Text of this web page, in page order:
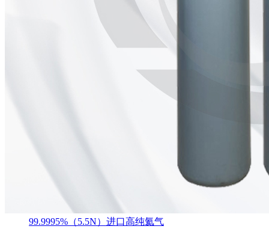
99.9995%（5.5N）进口高纯氦气